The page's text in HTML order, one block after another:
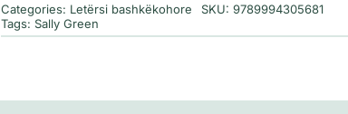
Categories: Letërsi bashkëkohore SKU: 9789994305681
Tags: Sally Green